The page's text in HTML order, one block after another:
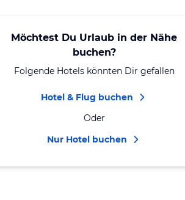
Möchtest Du Urlaub in der Nähe
buchen?
Folgende Hotels könnten Dir gefallen
Hotel & Flug buchen
Oder
Nur Hotel buchen